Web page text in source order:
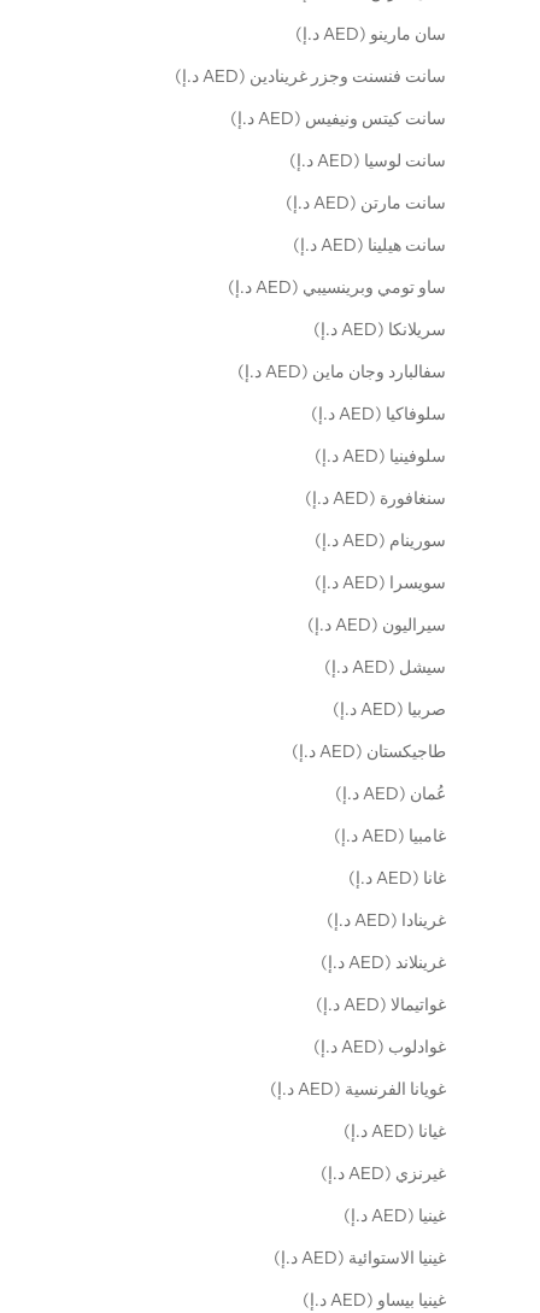
سان مارينو (AED د.إ)
سانت فنسنت وجزر غرينادين (AED د.إ)
سانت كيتس ونيفيس (AED د.إ)
سانت لوسيا (AED د.إ)
سانت مارتن (AED د.إ)
سانت هيلينا (AED د.إ)
ساو تومي وبرينسيبي (AED د.إ)
سريلانكا (AED د.إ)
سفالبارد وجان ماين (AED د.إ)
سلوفاكيا (AED د.إ)
سلوفينيا (AED د.إ)
سنغافورة (AED د.إ)
سورينام (AED د.إ)
سويسرا (AED د.إ)
سيراليون (AED د.إ)
سيشل (AED د.إ)
صربيا (AED د.إ)
طاجيكستان (AED د.إ)
عُمان (AED د.إ)
غامبيا (AED د.إ)
غانا (AED د.إ)
غرينادا (AED د.إ)
غرينلاند (AED د.إ)
غواتيمالا (AED د.إ)
غوادلوب (AED د.إ)
غويانا الفرنسية (AED د.إ)
غيانا (AED د.إ)
غيرنزي (AED د.إ)
غينيا (AED د.إ)
غينيا الاستوائية (AED د.إ)
غينيا بيساو (AED د.إ)